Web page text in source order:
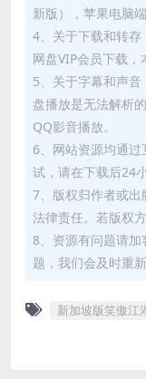
新版），苹果电脑
4、关于下载和转存
网盘VIP会员下载，
5、关于字幕和声
盘播放是无法解析
QQ影音播放。
6、网站资源均通
试，请在下载后24
7、版权归作者或出
法律责任。若版权
8、资源有问题请
题，我们会及时重
新加坡版笑傲江